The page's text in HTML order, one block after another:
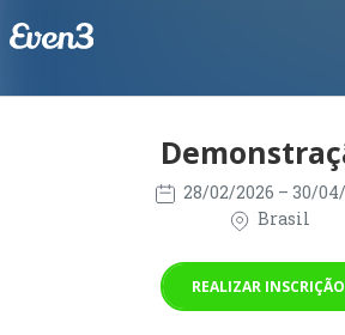
28/02/2026 – 30/
Brasil
REALIZAR INSCRIÇÃO